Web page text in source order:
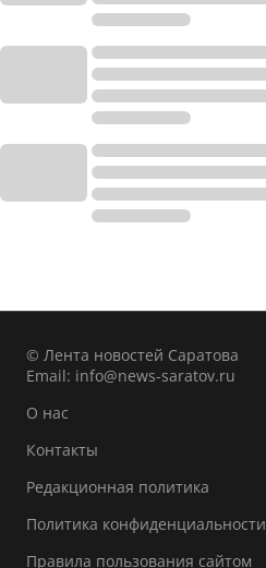
© Лента новостей Саратова
Email: info@news-saratov.ru
О нас
Контакты
Редакционная политика
Политика конфиденциальности
Правила пользования сайтом